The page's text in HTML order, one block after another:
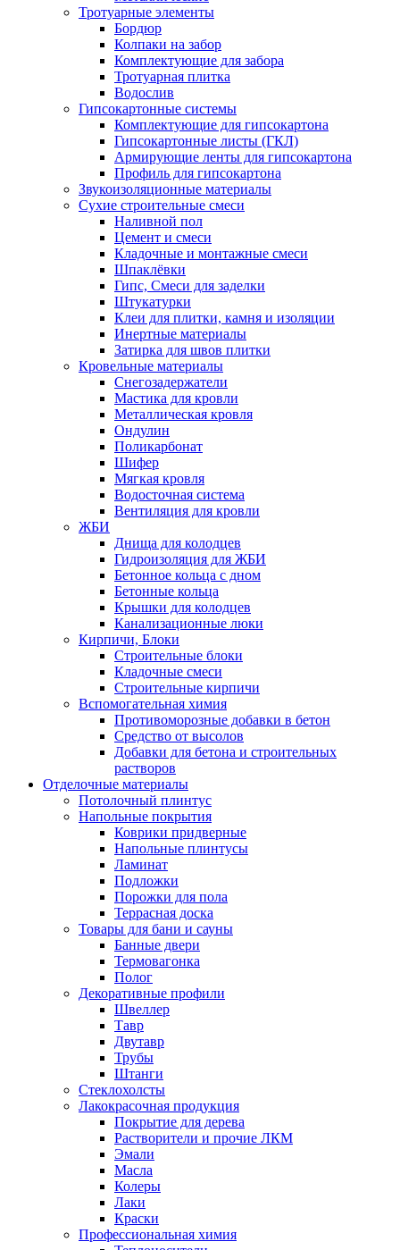
Тротуарные элементы
Бордюр
Колпаки на забор
Комплектующие для забора
Тротуарная плитка
Водослив
Гипсокартонные системы
Комплектующие для гипсокартона
Гипсокартонные листы (ГКЛ)
Армирующие ленты для гипсокартона
Профиль для гипсокартона
Звукоизоляционные материалы
Сухие строительные смеси
Наливной пол
Цемент и смеси
Кладочные и монтажные смеси
Шпаклёвки
Гипс, Смеси для заделки
Штукатурки
Клеи для плитки, камня и изоляции
Инертные материалы
Затирка для швов плитки
Кровельные материалы
Снегозадержатели
Мастика для кровли
Металлическая кровля
Ондулин
Поликарбонат
Шифер
Мягкая кровля
Водосточная система
Вентиляция для кровли
ЖБИ
Днища для колодцев
Гидроизоляция для ЖБИ
Бетонное кольца с дном
Бетонные кольца
Крышки для колодцев
Канализационные люки
Кирпичи, Блоки
Строительные блоки
Кладочные смеси
Строительные кирпичи
Вспомогательная химия
Противоморозные добавки в бетон
Средство от высолов
Добавки для бетона и строительных
растворов
Отделочные материалы
Потолочный плинтус
Напольные покрытия
Коврики придверные
Напольные плинтусы
Ламинат
Подложки
Порожки для пола
Террасная доска
Товары для бани и сауны
Банные двери
Термовагонка
Полог
Декоративные профили
Швеллер
Тавр
Двутавр
Трубы
Штанги
Стеклохолсты
Лакокрасочная продукция
Покрытие для дерева
Растворители и прочие ЛКМ
Эмали
Масла
Колеры
Лаки
Краски
Профессиональная химия